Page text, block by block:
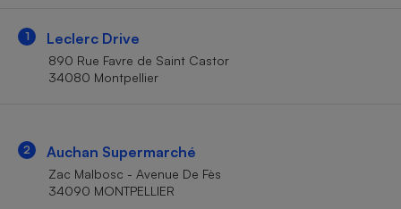
1 Leclerc Drive
890 Rue Favre de Saint Castor
34080 Montpellier
2 Auchan Supermarché
Zac Malbosc - Avenue De Fès
34090 MONTPELLIER